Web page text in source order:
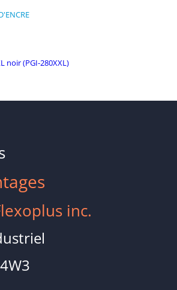
noir (PGI-280XXL)
inc.